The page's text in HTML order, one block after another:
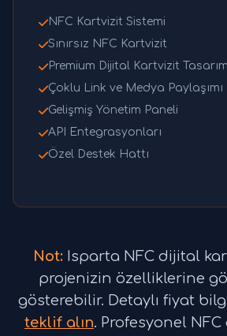
NFC Kartvizit Sistemi
Sınırsız NFC Kartvizit
Premium Dijital Kartvizit
Çoklu Link ve Medya Paylaşımı
Gelişmiş Yönetim Paneli
API Entegrasyonları
Özel Destek Hattı
Not:Isparta NFC dijital
projenizin özelliklerine
gösterebilir. Detaylı fiyat
teklif alın. Profesyonel